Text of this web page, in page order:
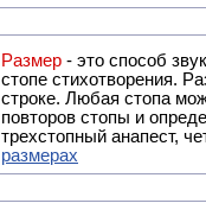
Размер - это способ
стопе стихотворения.
строке. Любая стопа
повторов стопы и
трехстопный анапест,
размерах